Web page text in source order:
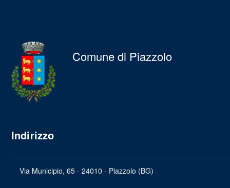
Comune di Piazzolo
Indirizzo
Via Municipio, 65 - 24010 - Piazzolo (BG)